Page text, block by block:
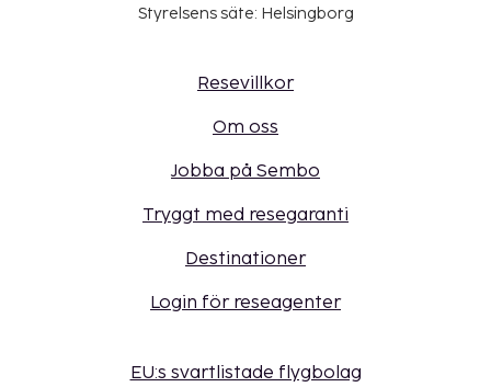
Styrelsens säte: Helsingborg
Resevillkor
Om oss
Jobba på Sembo
Tryggt med resegaranti
Destinationer
Login för reseagenter
EU:s svartlistade flygbolag